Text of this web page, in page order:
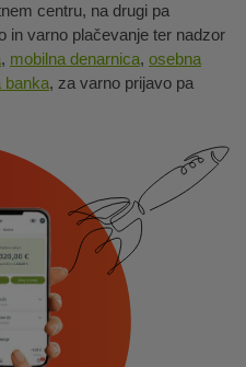
centru, na drugi pa
in varno plačevanje ter nadzor
, mobilna denarnica, osebna
banka, za varno prijavo pa